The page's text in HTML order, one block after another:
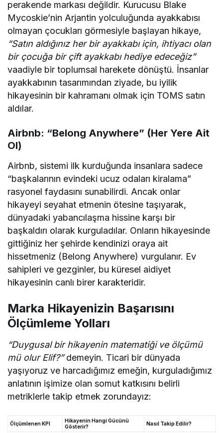
perakende markası değildir. Kurucusu Blake
Mycoskie’nin Arjantin yolculuğunda ayakkabısı
olmayan çocukları görmesiyle başlayan hikaye,
“Satın aldığınız her bir ayakkabı için, ihtiyacı olan
bir çocuğa bir çift ayakkabı hediye edeceğiz”
vaadiyle bir toplumsal harekete dönüştü. İnsanlar
ayakkabının tasarımından ziyade, bu iyilik
hikayesinin bir kahramanı olmak için TOMS satın
aldılar.
Airbnb: “Belong Anywhere” (Her Yere Ait
Ol)
Airbnb, sistemi ilk kurduğunda insanlara sadece
“başkalarının evindeki ucuz odaları kiralama”
rasyonel faydasını sunabilirdi. Ancak onlar
hikayeyi seyahat etmenin ötesine taşıyarak,
dünyadaki yabancılaşma hissine karşı bir
başkaldırı olarak kurguladılar. Onların hikayesinde
gittiğiniz her şehirde kendinizi oraya ait
hissetmeniz (Belong Anywhere) vurgulanır. Ev
sahipleri ve gezginler, bu küresel aidiyet
hikayesinin canlı birer karakteridir.
Marka Hikayenizin Başarısını
Ölçümleme Yolları
“Duygusal bir hikayenin matematiği ve ölçümü
mü olur Elif?”demeyin. Ticari bir dünyada
yaşıyoruz ve harcadığımız emeğin, kurguladığımız
anlatının işimize olan somut katkısını belirli
metriklerle takip etmek zorundayız:
Ölçümlenen KPI
Hikayenin Hangi Gücünü
Gösterir?
Nasıl Takip Edilir?